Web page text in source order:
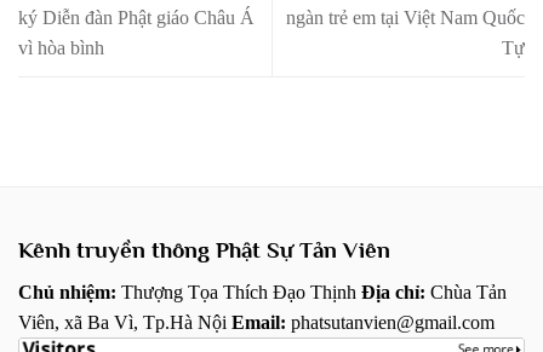
ký Diễn đàn Phật giáo Châu Á
vì hòa bình
ngàn trẻ em tại Việt Nam Quốc
Tự
Kênh truyền thông Phật Sự Tản Viên
Chủ nhiệm: Thượng Tọa Thích Đạo Thịnh Địa chỉ: Chùa Tản
Viên, xã Ba Vì, Tp.Hà Nội Email: phatsutanvien@gmail.com